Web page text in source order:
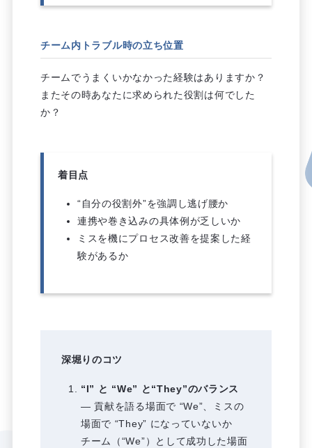
チーム内トラブル時の立ち位置
チームでうまくいかなかった経験はありますか？
またその時あなたに求められた役割は何でした
か？
着目点
“自分の役割外”を強調し逃げ腰か
連携や巻き込みの具体例が乏しいか
ミスを機にプロセス改善を提案した経
験があるか
深堀りのコツ
“I” と “We” と“They”のバランス
― 貢献を語る場面で “We”、ミスの
場面で “They” になっていないか
チーム（“We”）として成功した場面